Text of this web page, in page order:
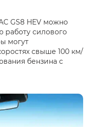
GS8 HEV можно
работу силового
могут
свыше 100 км/
бензина с